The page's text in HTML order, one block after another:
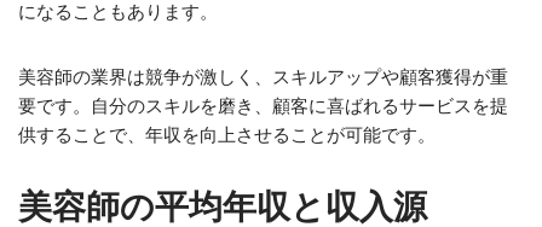
になることもあります。
美容師の業界は競争が激しく、スキルアップや顧客獲得が重
要です。自分のスキルを磨き、顧客に喜ばれるサービスを提
供することで、年収を向上させることが可能です。
美容師の平均年収と収入源